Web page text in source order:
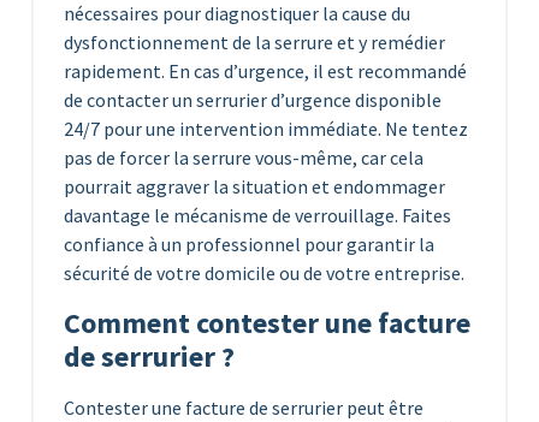
nécessaires pour diagnostiquer la cause du
dysfonctionnement de la serrure et y remédier
rapidement. En cas d’urgence, il est recommandé
de contacter un serrurier d’urgence disponible
24/7 pour une intervention immédiate. Ne tentez
pas de forcer la serrure vous-même, car cela
pourrait aggraver la situation et endommager
davantage le mécanisme de verrouillage. Faites
confiance à un professionnel pour garantir la
sécurité de votre domicile ou de votre entreprise.
Comment contester une facture
de serrurier ?
Contester une facture de serrurier peut être